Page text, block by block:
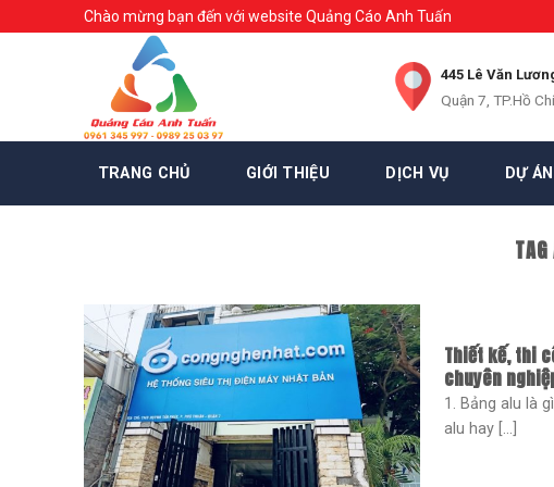
to
Chào mừng bạn đến với website Quảng Cáo Anh Tuấn
445 Lê Văn
Quận 7, TP.Hồ
TRANG CHỦ GIỚI THIỆU DỊCH VỤ DỰ ÁN
Thiết kế, thi
chuyên
1. Bảng alu là
alu hay [...]